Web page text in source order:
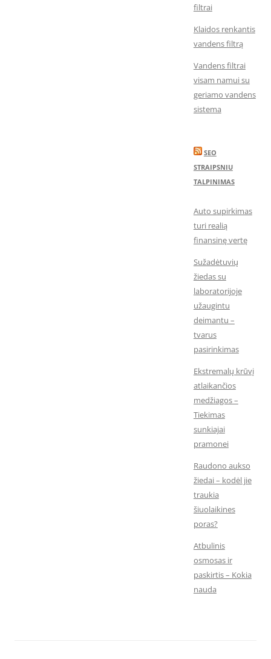
filtrai
Klaidos renkantis
vandens filtrą
Vandens filtrai
visam namui su
geriamo vandens
sistema
SEO
STRAIPSNIU
TALPINIMAS
Auto supirkimas
turi realią
finansinę vertę
Sužadėtuvių
žiedas su
laboratorijoje
užaugintu
deimantu –
tvarus
pasirinkimas
Ekstremalų krūvį
atlaikančios
medžiagos –
Tiekimas
sunkiajai
pramonei
Raudono aukso
žiedai – kodėl jie
traukia
šiuolaikines
poras?
Atbulinis
osmosas ir
paskirtis – Kokia
nauda